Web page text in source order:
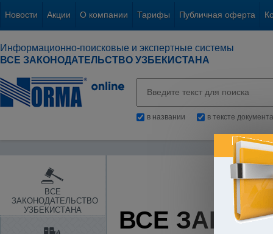
Новости Акции О компании Тарифы Публичная оферта
Информационно-поисковые и экспертные системы
ВСЕ ЗАКОНОДАТЕЛЬСТВО УЗБЕКИСТАНА
в названии в тексте документа
ВСЕ
ЗАКОНОДАТЕЛЬСТВО
УЗБЕКИСТАНА
ВСЕ